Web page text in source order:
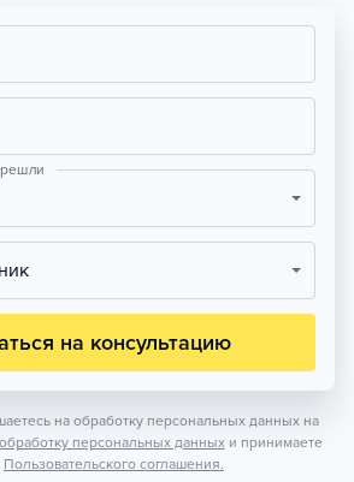
на консультацию
на обработку персональных данных на
персональных данных и принимаете
Пользовательского соглашения.